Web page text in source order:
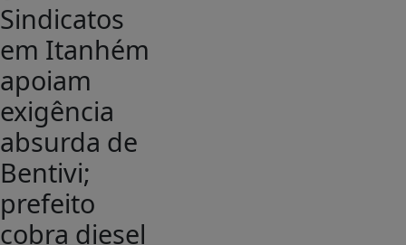
Sindicatos
em Itanhém
apoiam
exigência
absurda de
Bentivi;
prefeito
cobra diesel